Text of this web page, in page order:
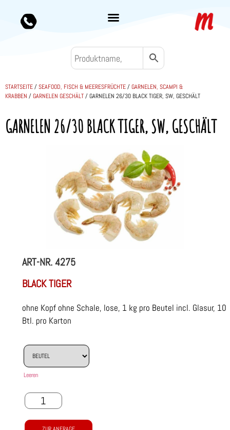
STARTSEITE/SEAFOOD, FISCH & MEERESFRÜCHTE/GARNELEN, SCAMPI &
KRABBEN /GARNELEN GESCHÄLT/ GARNELEN 26/30 BLACK TIGER, SW, GESCHÄLT
GARNELEN 26/30 BLACK TIGER, SW, GESCHÄLT
ART-NR.4275
BLACK TIGER
ohne Kopf ohne Schale, lose, 1 kg pro Beutel incl. Glasur, 10
Btl. pro Karton
Leeren